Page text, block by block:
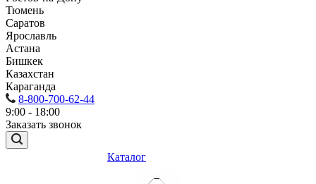
Тюмень
Саратов
Ярославль
Астана
Бишкек
Казахстан
Караганда
8-800-700-62-44
9:00 - 18:00
Заказать звонок
Каталог